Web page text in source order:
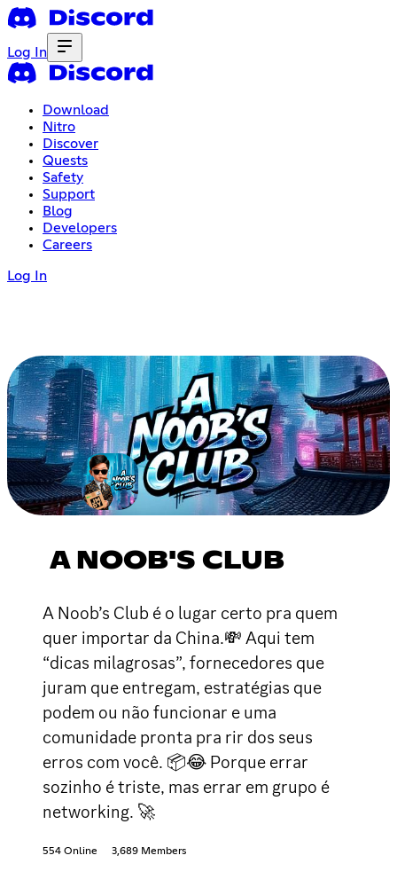
Log In
Download
Nitro
Discover
Quests
Safety
Support
Blog
Developers
Careers
Log In
A NOOB'S CLUB
A Noob’s Club é o lugar certo pra quem
quer importar da China.💸 Aqui tem
“dicas milagrosas”, fornecedores que
juram que entregam, estratégias que
podem ou não funcionar e uma
comunidade pronta pra rir dos seus
erros com você. 📦😂 Porque errar
sozinho é triste, mas errar em grupo é
networking. 🚀
554 Online 3,689 Members